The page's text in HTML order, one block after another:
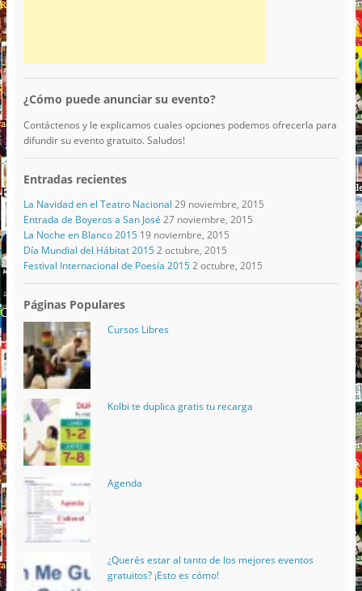
¿Cómo puede anunciar su evento?
Contáctenos y le explicamos cuales opciones podemos ofrecerla para
difundir su evento gratuito. Saludos!
Entradas recientes
La Navidad en el Teatro Nacional 29 noviembre, 2015
Entrada de Boyeros a San José 27 noviembre, 2015
La Noche en Blanco 2015 19 noviembre, 2015
Día Mundial del Hábitat 2015 2 octubre, 2015
Festival Internacional de Poesía 2015 2 octubre, 2015
Páginas Populares
Cursos Libres
Kolbi te duplica gratis tu recarga
Agenda
¿Querés estar al tanto de los mejores eventos
gratuitos? ¡Esto es cómo!